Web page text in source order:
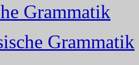
Grammatik
Grammatik